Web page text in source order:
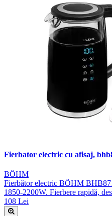
Fierbator electric cu afisaj,
BÖHM
Fierbător electric BÖHM
1850-2200W. Fierbere rapidă,
108 Lei